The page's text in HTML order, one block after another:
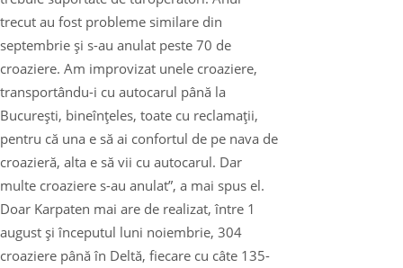
trecut au fost probleme similare din
septembrie şi s-au anulat peste 70 de
croaziere. Am improvizat unele croaziere,
transportându-i cu autocarul până la
Bucureşti, bineînţeles, toate cu reclamaţii,
pentru că una e să ai confortul de pe nava de
croazieră, alta e să vii cu autocarul. Dar
multe croaziere s-au anulat”, a mai spus el.
Doar Karpaten mai are de realizat, între 1
august şi începutul luni noiembrie, 304
croaziere până în Deltă, fiecare cu câte 135-